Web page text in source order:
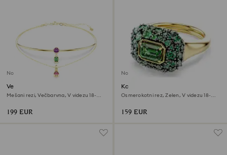
Novo
Večslojna verižica Imber
Mešani rezi, Večbarvna, V videzu 18-
199 EUR
Novo
Koktajl prstan Sublima
Osmerokotni rez, Zelen, V videzu 18-
159 EUR